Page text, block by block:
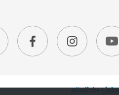
Nützliche Links